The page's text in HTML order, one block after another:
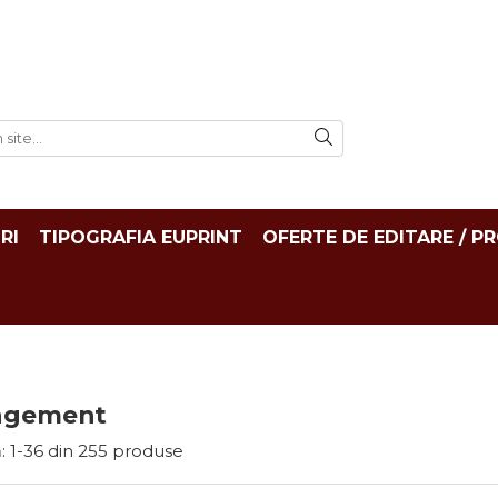
TIPOGRAFIA EUPRINT OFERTE DE EDITARE /
1-36 din 255 produse